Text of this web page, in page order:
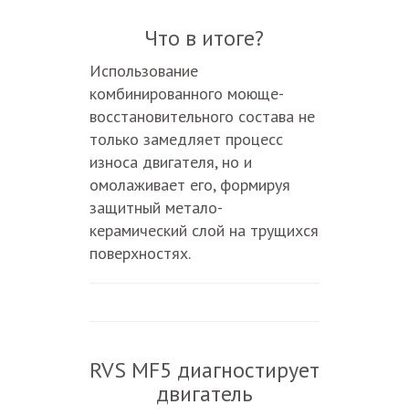
Что в итоге?
Использование
комбинированного моюще-
восстановительного состава не
только замедляет процесс
износа двигателя, но и
омолаживает его, формируя
защитный метало-
керамический слой на трущихся
поверхностях.
RVS MF5 диагностирует
двигатель